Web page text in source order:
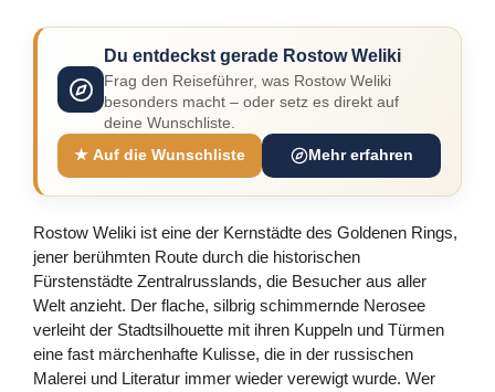
Du entdeckst gerade Rostow Weliki
Frag den Reiseführer, was Rostow Weliki
besonders macht – oder setz es direkt auf
deine Wunschliste.
★ Auf die Wunschliste
Mehr erfahren
Rostow Weliki ist eine der Kernstädte des Goldenen Rings,
jener berühmten Route durch die historischen
Fürstenstädte Zentralrusslands, die Besucher aus aller
Welt anzieht. Der flache, silbrig schimmernde Nerosee
verleiht der Stadtsilhouette mit ihren Kuppeln und Türmen
eine fast märchenhafte Kulisse, die in der russischen
Malerei und Literatur immer wieder verewigt wurde. Wer